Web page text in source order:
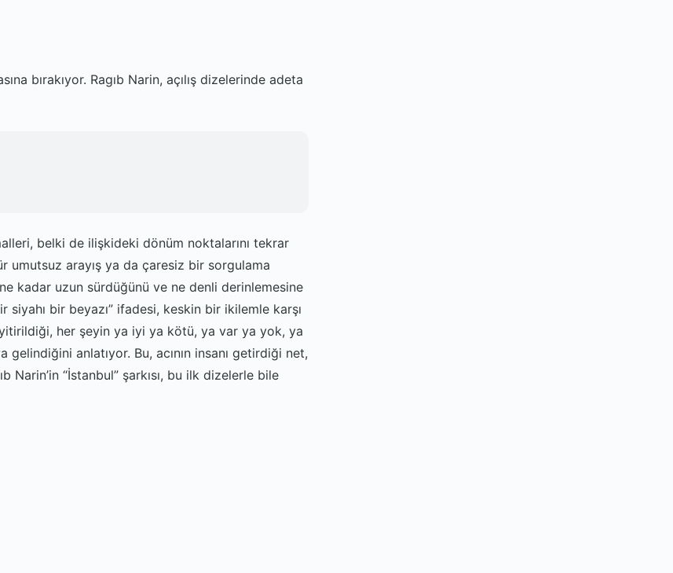
bırakıyor. Ragıb Narin, açılış dizelerinde adeta
belki de ilişkideki dönüm noktalarını tekrar
umutsuz arayış ya da çaresiz bir sorgulama
kadar uzun sürdüğünü ve ne denli derinlemesine
siyahı bir beyazı” ifadesi, keskin bir ikilemle karşı
yitirildiği, her şeyin ya iyi ya kötü, ya var ya yok, ya
anlatıyor. Bu, acının insanı getirdiği net,
“İstanbul” şarkısı, bu ilk dizelerle bile